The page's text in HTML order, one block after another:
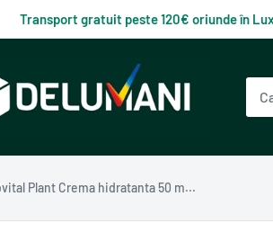
Transport gratuit peste 120€ oriunde în
Plant Crema hidratanta 50 m...